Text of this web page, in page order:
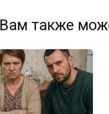
Вам также